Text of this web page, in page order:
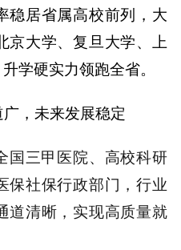
稳居省属高校前列，大
京大学、复旦大学、上
学硬实力领跑全省。
广，未来发展稳定
国三甲医院、高校科研
保社保行政部门，行业
道清晰，实现高质量就